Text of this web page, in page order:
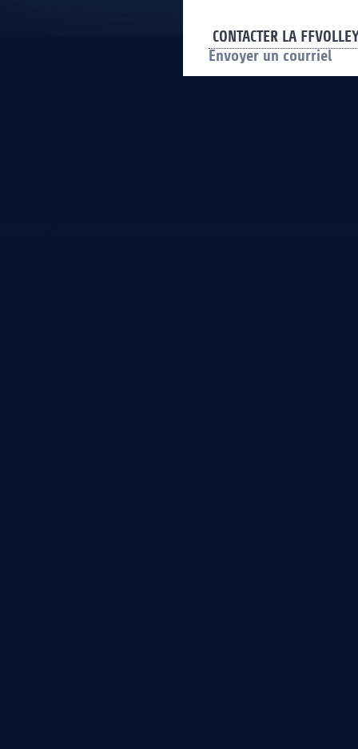
CONTACTER LA
Envoyer un courriel